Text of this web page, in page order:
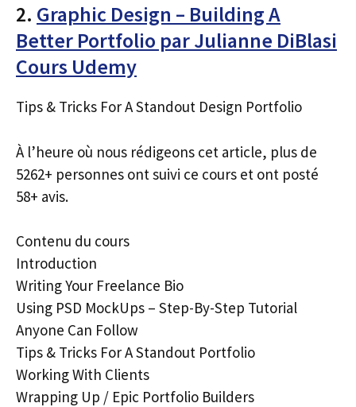
2. Graphic Design – Building A
Better Portfolio par Julianne DiBlasi
Cours Udemy
Tips & Tricks For A Standout Design Portfolio
À l’heure où nous rédigeons cet article, plus de
5262+ personnes ont suivi ce cours et ont posté
58+ avis.
Contenu du cours
Introduction
Writing Your Freelance Bio
Using PSD MockUps – Step-By-Step Tutorial
Anyone Can Follow
Tips & Tricks For A Standout Portfolio
Working With Clients
Wrapping Up / Epic Portfolio Builders